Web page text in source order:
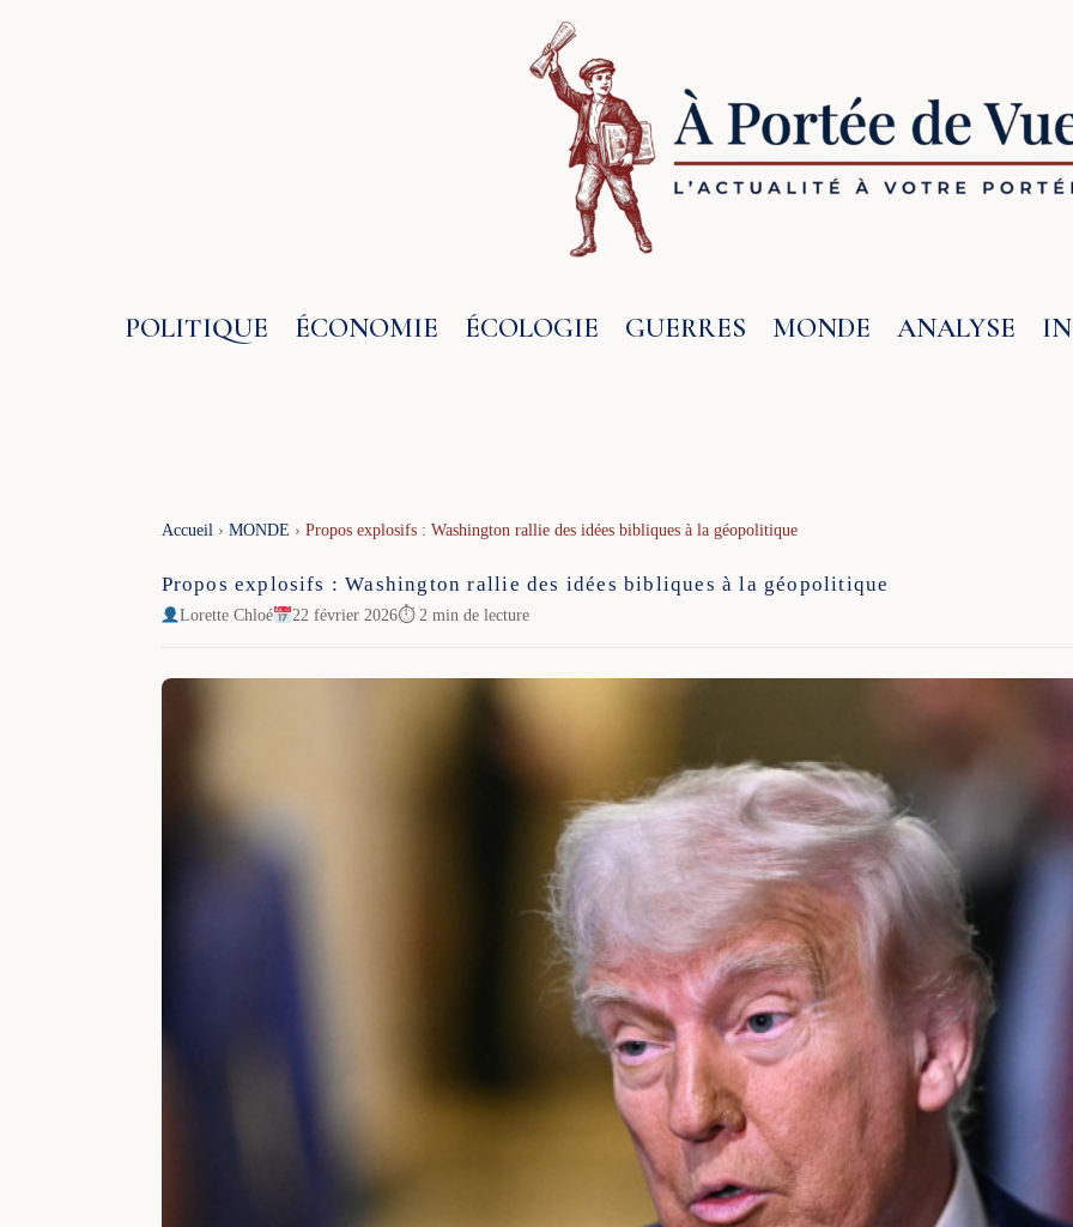
POLITIQUE ÉCONOMIE ÉCOLOGIE GUERRES MONDE ANALYSE
Accueil › MONDE › Propos explosifs : Washington rallie des idées bibliques à la géopolitique
Propos explosifs : Washington rallie des idées bibliques à la géopolitique
Lorette Chloé 22 février 2026⏱ 2 min de lecture